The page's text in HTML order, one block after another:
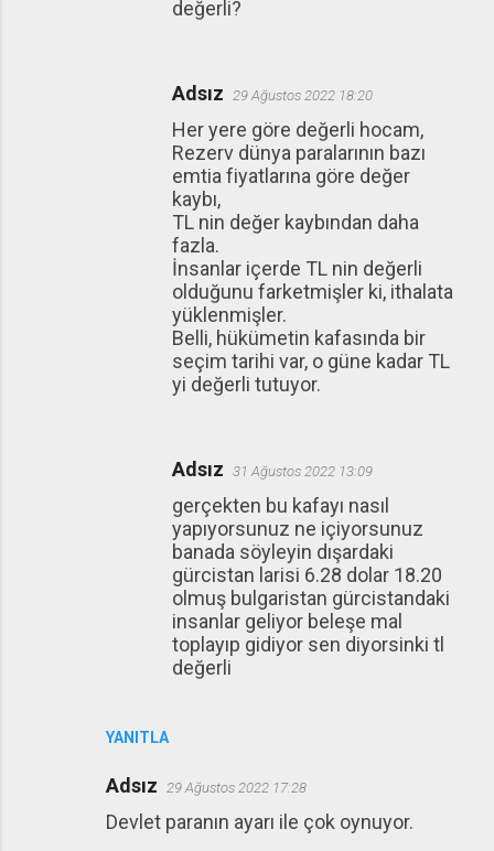
YANITLA
değerli?
Adsız 29 Ağustos 2022 18:20
Her yere göre değerli hocam,
Rezerv dünya paralarının bazı
emtia fiyatlarına göre değer
kaybı,
TL nin değer kaybından daha
fazla.
İnsanlar içerde TL nin değerli
olduğunu farketmişler ki, ithalata
yüklenmişler.
Belli, hükümetin kafasında bir
seçim tarihi var, o güne kadar TL
yi değerli tutuyor.
Adsız 31 Ağustos 2022 13:09
gerçekten bu kafayı nasıl
yapıyorsunuz ne içiyorsunuz
banada söyleyin dışardaki
gürcistan larisi 6.28 dolar 18.20
olmuş bulgaristan gürcistandaki
insanlar geliyor beleşe mal
toplayıp gidiyor sen diyorsinki tl
değerli
Adsız 29 Ağustos 2022 17:28
Devlet paranın ayarı ile çok oynuyor.